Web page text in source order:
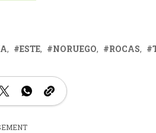
ESTE NORUEGO ROCAS